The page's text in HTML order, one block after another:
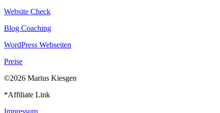
Website Check
Blog Coaching
WordPress Webseiten
Preise
©2026 Marius Kiesgen
*Affiliate Link
Impressum